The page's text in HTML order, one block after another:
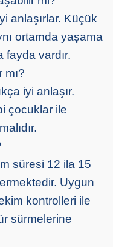
anlaşırlar. Küçük
ortamda yaşama
fayda vardır.
mı?
iyi anlaşır.
çocuklar ile
süresi 12 ila 15
Uygun
kontrolleri ile
sürmelerine